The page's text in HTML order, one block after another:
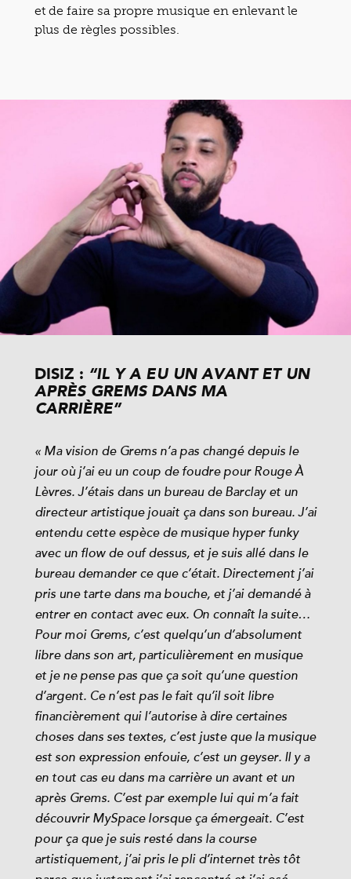
et de faire sa propre musique en enlevant le
plus de règles possibles.
DISIZ : “IL Y A EU UN AVANT ET UN
APRÈS GREMS DANS MA
CARRIÈRE”
« Ma vision de Grems n’a pas changé depuis le
jour où j’ai eu un coup de foudre pour Rouge À
Lèvres. J’étais dans un bureau de Barclay et un
directeur artistique jouait ça dans son bureau. J’ai
entendu cette espèce de musique hyper funky
avec un flow de ouf dessus, et je suis allé dans le
bureau demander ce que c’était. Directement j’ai
pris une tarte dans ma bouche, et j’ai demandé à
entrer en contact avec eux. On connaît la suite…
Pour moi Grems, c’est quelqu’un d’absolument
libre dans son art, particulièrement en musique
et je ne pense pas que ça soit qu’une question
d’argent. Ce n’est pas le fait qu’il soit libre
financièrement qui l’autorise à dire certaines
choses dans ses textes, c’est juste que la musique
est son expression enfouie, c’est un geyser. Il y a
en tout cas eu dans ma carrière un avant et un
après Grems. C’est par exemple lui qui m’a fait
découvrir MySpace lorsque ça émergeait. C’est
pour ça que je suis resté dans la course
artistiquement, j’ai pris le pli d’internet très tôt